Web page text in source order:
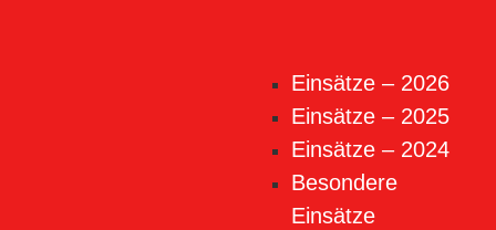
Einsätze – 2026
Einsätze – 2025
Einsätze – 2024
Besondere
Einsätze